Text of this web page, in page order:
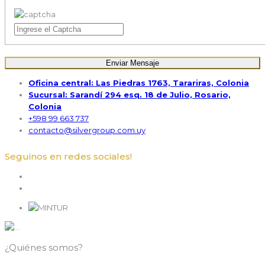
Enviar Mensaje
Oficina central: Las Piedras 1763, Tarariras, Colonia
Sucursal: Sarandí 294 esq. 18 de Julio, Rosario,
Colonia
+598 99 663 737
contacto@silvergroup.com.uy
Seguinos en redes sociales!
¿Quiénes somos?